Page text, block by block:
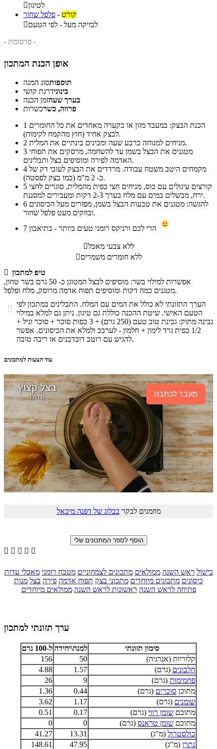
לטיגון
פלפל שחור - קורט
לבזיקה מעל - לפי הטעם
- פרסומת -
אופן הכנת המתכון
תוספותסוג המנה
בינונידרגת קושי
בערך שעהזמן הכנה
פרווה, כשרכשרות
1
לבצק אחיד (חוץ מהקמח לקימוח).
2
מניחים למנוחה כרבע שעה ומכינים בינתיים את המלית.
3
האדמה לפירה ומוסיפים בצל ותבלינים.
4
כ- 2 מ"מ (כמו בצק לפסטה).
5
ירח, מבשלים במים עם מלח בערך 2-3 דקות ומעבירים למסננת.
6
ובוזקים מעט פלפל שחור.
7
ללא צבעי מאכל
ללא חומרים משמרים
 טיפ למתכון
אפשרות למילוי בשר: מוסיפים לבצל המטוגן כ- 50 גרם בשר טחון,
מטגנים כמה דקות ומוסיפים תפוח אדמה מרוסק, מלח ופלפל.
 הערך התזונתי לא כולל את המים עם המלח. התבלינים במתכון לפי
הטעם האישי. שיטת ההכנה כוללת גם טיגון. ניתן גם למלא במילוי
גבינה מתוק: גבינת טוב טעם (250 גרם) + 3 כפות סוכר + סוכר וניל +
1/2 כפית גרד לימון + חלמון - לערבב ולמלא את הכיסונים. אפשר
להגיש עם רוטב דובדבנים או ריבה טובה.
עוד הצעות למתכונים
מעבר לכתבה
מוזמנים לבקר בבלוג של דפנה מיכאל
    
בישול ראש השנה ממולאים מתכונים לצמחוניים מטבח רומני מאכלי עדות
כיסונים מתכונים מיוחדים מתכוני בצק תפוח אדמה פירה בצל מנות
פתיחה לראש השנה ראשונות לראש השנה ממולאים מיוחדים
ערך תזונתי למתכון
סימון תזונתי למנה\יחידה ל-100 גרם
קלוריות (אנרגיה)
50
156
חלבונים (גרם) 1.57
4.88
פחמימות (גרם) 9
26
מתוכן סוכרים (גרם) 0.44
1.36
שומנים (גרם) 1.17
3.62
מתוכם שומן רווי (גרם) 0.17
0.51
מתוכם שומן טראנס (גרם) 0
0
כולסטרול (מ"ג) 13.31
41.27
נתרן (מ"ג) 47.95
148.61